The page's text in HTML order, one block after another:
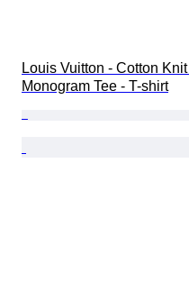
Louis Vuitton - Cotton Knit
Monogram Tee - T-shirt